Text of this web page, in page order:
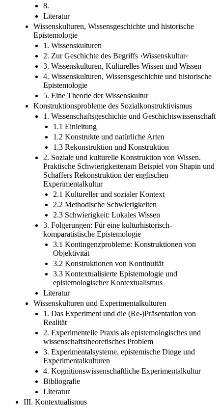
8.
Literatur
Wissenskulturen, Wissensgeschichte und historische
Epistemologie
1. Wissenskulturen
2. Zur Geschichte des Begriffs ›Wissenskultur‹
3. Wissenskulturen, Kulturelles Wissen und Wissen
4. Wissenskulturen, Wissensgeschichte und historische
Epistemologie
5. Eine Theorie der Wissenskultur
Konstruktionsprobleme des Sozialkonstruktivismus
1. Wissenschaftsgeschichte und Geschichtswissenschaft
1.1 Einleitung
1.2 Konstrukte und natürliche Arten
1.3 Rekonstruktion und Konstruktion
2. Soziale und kulturelle Konstruktion von Wissen.
Praktische Schwierigkeitenam Beispiel von Shapin und
Schaffers Rekonstruktion der englischen
Experimentalkultur
2.1 Kultureller und sozialer Kontext
2.2 Methodische Schwierigkeiten
2.3 Schwierigkeit: Lokales Wissen
3. Folgerungen: Für eine kulturhistorisch-
komparatistische Epistemologie
3.1 Kontingenzprobleme: Konstruktionen von
Objektivität
3.2 Konstruktionen von Kontinuität
3.3 Kontextualisierte Epistemologie und
epistemologischer Kontextualismus
Literatur
Wissenskulturen und Experimentalkulturen
1. Das Experiment und die (Re-)Präsentation von
Realität
2. Experimentelle Praxis als epistemologisches und
wissenschaftstheoretisches Problem
3. Experimentalsysteme, epistemische Dinge und
Experimentalkulturen
4. Kognitionswissenschaftliche Experimentalkultur
Bibliografie
Literatur
III. Kontextualismus